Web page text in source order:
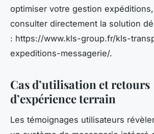
optimiser votre gestion
consulter directement la solution
: https://www.kls-group.fr/kls-
expeditions-messagerie/.
Cas d’utilisation et retours
d’expérience terrain
Les témoignages utilisateurs